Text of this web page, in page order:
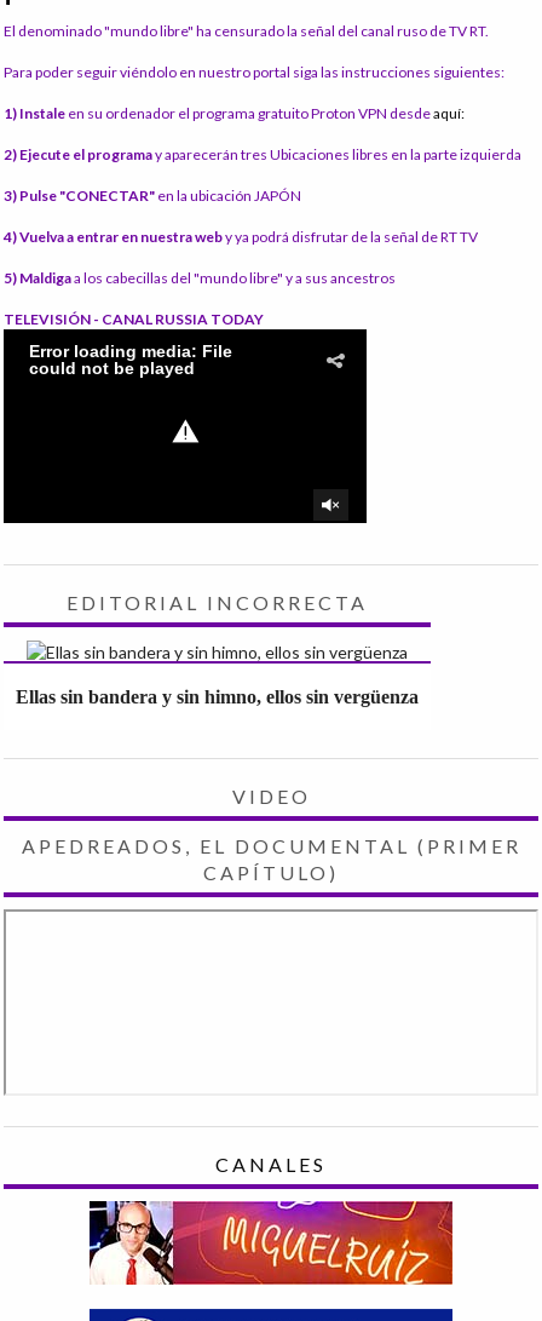
El denominado "mundo libre" ha censurado la señal del canal ruso de TV RT.
Para poder seguir viéndolo en nuestro portal siga las instrucciones siguientes:
1) Instale en su ordenador el programa gratuito Proton VPN desdeaquí:
2) Ejecute el programay aparecerán tres Ubicaciones libres en la parte izquierda
3) Pulse "CONECTAR" en la ubicación JAPÓN
4) Vuelva a entrar en nuestra weby ya podrá disfrutar de la señal de RT TV
5) Maldigaa los cabecillas del "mundo libre" y a sus ancestros
TELEVISIÓN - CANAL RUSSIA TODAY
EDITORIAL INCORRECTA
Ellas sin bandera y sin himno, ellos sin vergüenza
VIDEO
APEDREADOS, EL DOCUMENTAL (PRIMER
CAPÍTULO)
CANALES